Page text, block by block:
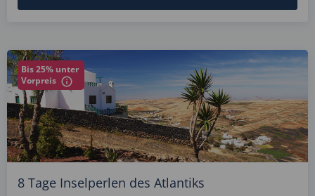
Bis 25% unter
Vorpreis
8 Tage Inselperlen des Atlantiks